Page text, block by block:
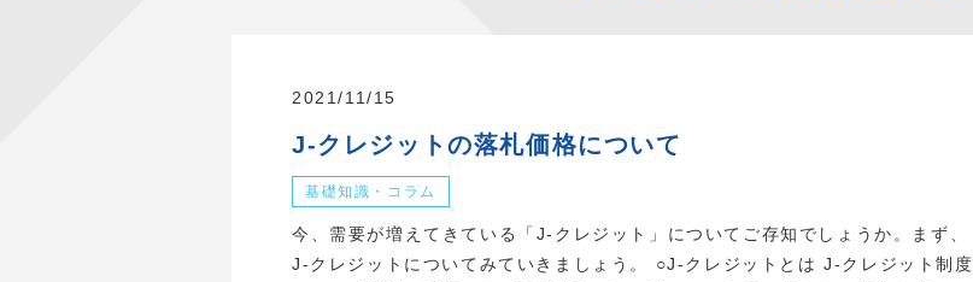
2021/11/15
J-クレジットの落札価格について
基礎知識・コラム
今、需要が増えてきている「J-クレジット」についてご存知でしょうか。まず、
J-クレジットについてみていきましょう。 ○J-クレジットとは J-クレジット制度